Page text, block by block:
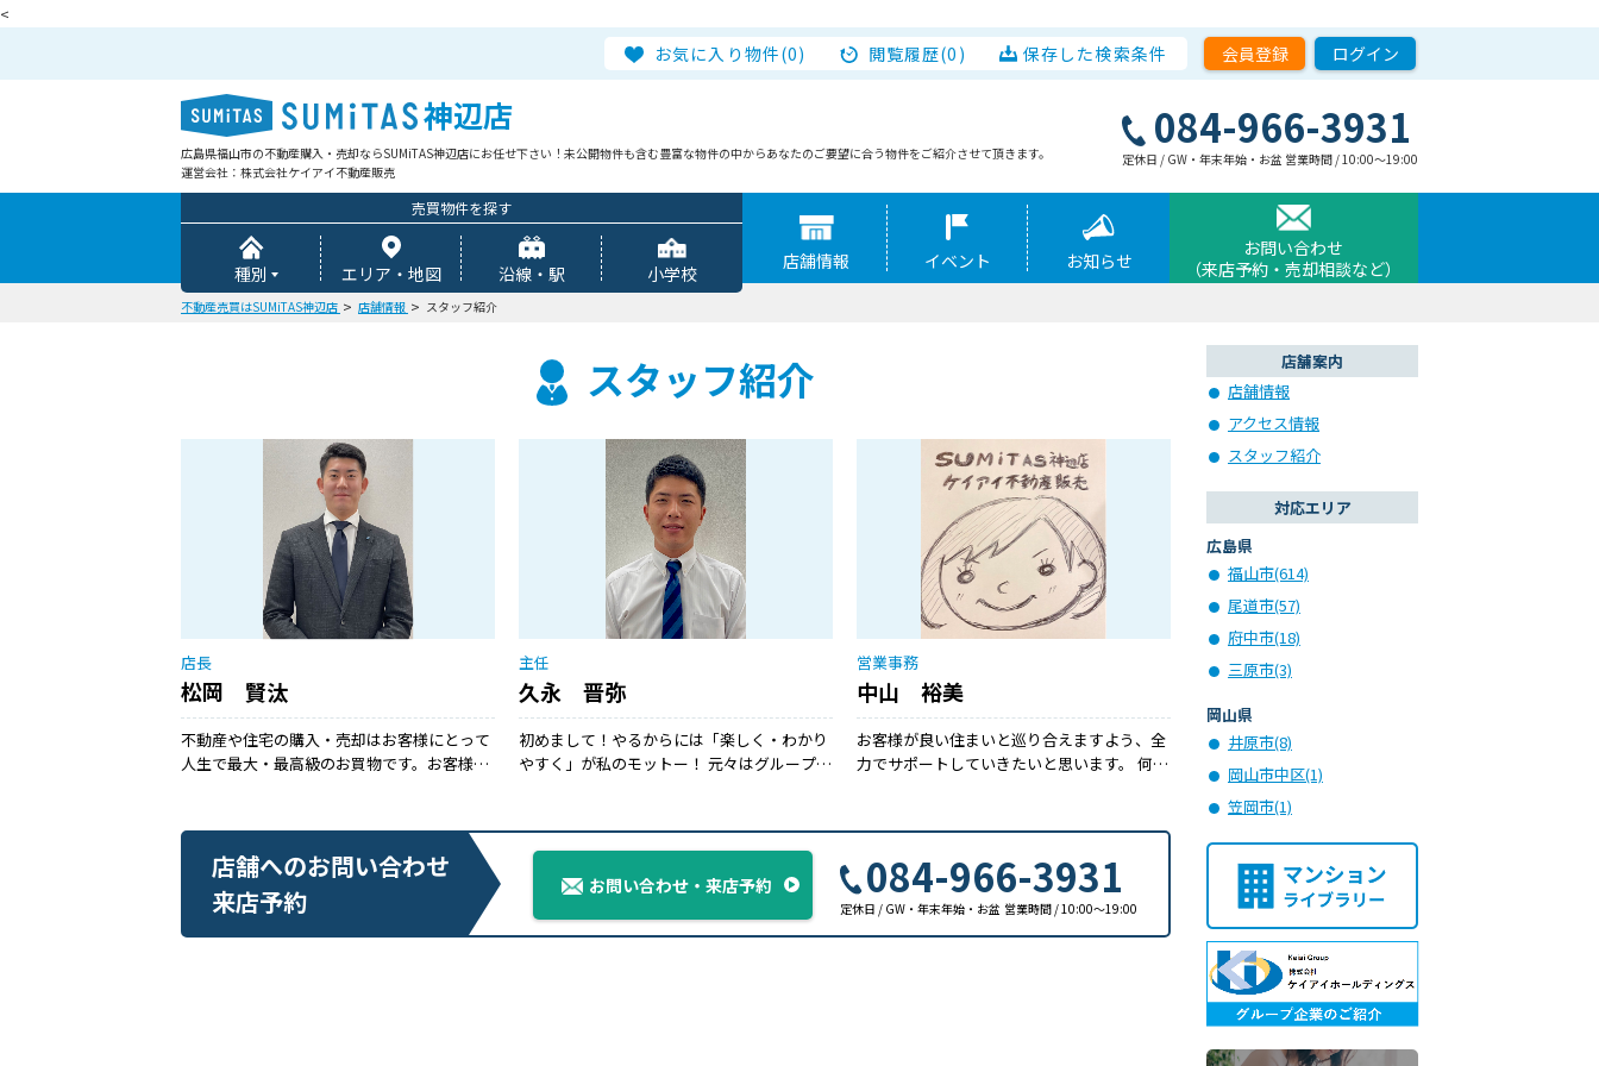
<
お気に入り物件(0) 閲覧履歴(0) 保存した検索条件 会員登録 ログイン
神辺店
広島県福山市の不動産購入・売却ならSUMiTAS神辺店にお任せ下さい！未公開物件も含む豊富な物件の中からあなたのご要望に合う物件をご紹介させて頂きます。
運営会社：株式会社ケイアイ不動産販売
084-966-3931
定休日 / GW・年末年始・お盆 営業時間 / 10:00〜19:00
売買物件を探す
種別 エリア・地図 沿線・駅 小学校
店舗情報 イベント お知らせ
お問い合わせ
（来店予約・売却相談など）
不動産売買はSUMiTAS神辺店 店舗情報 スタッフ紹介
スタッフ紹介
店長
松岡 賢汰
不動産や住宅の購入・売却はお客様にとって
人生で最大・最高級のお買物です。お客様に
主任
久永 晋弥
初めまして！やるからには「楽しく・わかり
やすく」が私のモットー！ 元々はグループ会
動産取引。 この取引が皆様にとってより良い
「終わりと始まり」にすることが目標です。
「あの時、売り買いして良かった」 振り返っ
尽力いたします。 不動産のことは私へお任せ
営業事務
中山 裕美
お客様が良い住まいと巡り合えますよう、全
力でサポートしていきたいと思います。 何で
店舗へのお問い合わせ
来店予約
お問い合わせ・来店予約 084-966-3931
定休日 / GW・年末年始・お盆 営業時間 / 10:00〜19:00
店舗案内
店舗情報
アクセス情報
スタッフ紹介
対応エリア
広島県
福山市(614)
尾道市(57)
府中市(18)
三原市(3)
岡山県
井原市(8)
岡山市中区(1)
笠岡市(1)